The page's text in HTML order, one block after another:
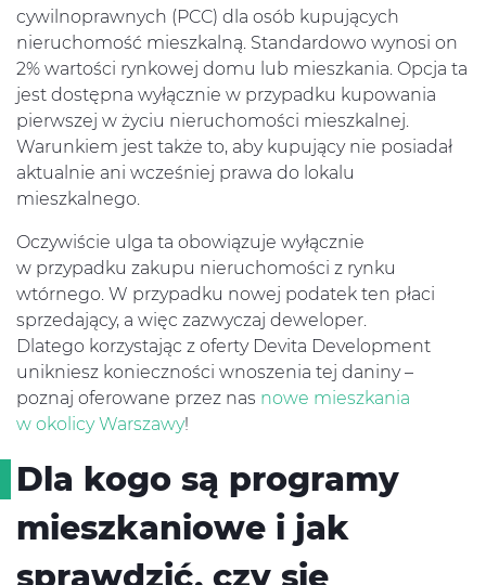
cywilnoprawnych (PCC) dla osób kupujących
nieruchomość mieszkalną. Standardowo wynosi on
2% wartości rynkowej domu lub mieszkania. Opcja ta
jest dostępna wyłącznie w przypadku kupowania
pierwszej w życiu nieruchomości mieszkalnej.
Warunkiem jest także to, aby kupujący nie posiadał
aktualnie ani wcześniej prawa do lokalu
mieszkalnego.
Oczywiście ulga ta obowiązuje wyłącznie
w przypadku zakupu nieruchomości z rynku
wtórnego. W przypadku nowej podatek ten płaci
sprzedający, a więc zazwyczaj deweloper.
Dlatego korzystając z oferty Devita Development
unikniesz konieczności wnoszenia tej daniny –
poznaj oferowane przez nas nowe mieszkania
w okolicy Warszawy!
Dla kogo są programy
mieszkaniowe i jak
sprawdzić, czy się